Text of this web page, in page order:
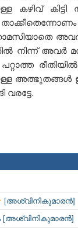
കഴിവ്
അവർ
നിന്ന് അവർ
അത്ഭുതങ്ങൾ
വരട്ടേ.
[അശ്വിനികുമാരൻ]
[അശ്വിനികുമാരൻ]